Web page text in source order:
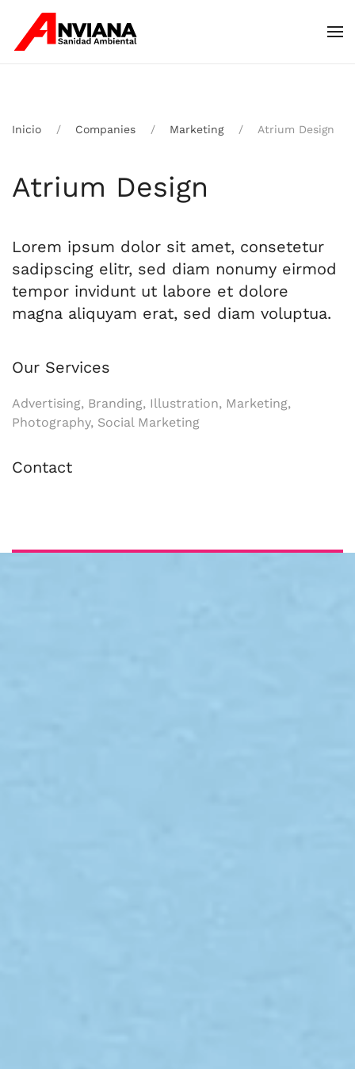
Skip to main content
Inicio Companies Marketing Atrium Design
Atrium Design
Lorem ipsum dolor sit amet, consetetur
sadipscing elitr, sed diam nonumy eirmod
tempor invidunt ut labore et dolore
magna aliquyam erat, sed diam voluptua.
Our Services
Advertising, Branding, Illustration, Marketing,
Photography, Social Marketing
Contact